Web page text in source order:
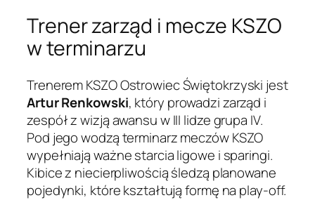
Trener zarząd i mecze KSZO
w terminarzu
Trenerem KSZO Ostrowiec Świętokrzyski jest
Artur Renkowski, który prowadzi zarząd i
zespół z wizją awansu w III lidze grupa IV.
Pod jego wodzą terminarz meczów KSZO
wypełniają ważne starcia ligowe i sparingi.
Kibice z niecierpliwością śledzą planowane
pojedynki, które kształtują formę na play-off.